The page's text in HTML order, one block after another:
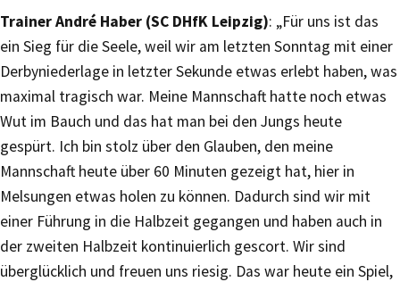
Trainer André Haber (SC DHfK Leipzig): „Für uns ist das
ein Sieg für die Seele, weil wir am letzten Sonntag mit einer
Derbyniederlage in letzter Sekunde etwas erlebt haben, was
maximal tragisch war. Meine Mannschaft hatte noch etwas
Wut im Bauch und das hat man bei den Jungs heute
gespürt. Ich bin stolz über den Glauben, den meine
Mannschaft heute über 60 Minuten gezeigt hat, hier in
Melsungen etwas holen zu können. Dadurch sind wir mit
einer Führung in die Halbzeit gegangen und haben auch in
der zweiten Halbzeit kontinuierlich gescort. Wir sind
überglücklich und freuen uns riesig. Das war heute ein Spiel,